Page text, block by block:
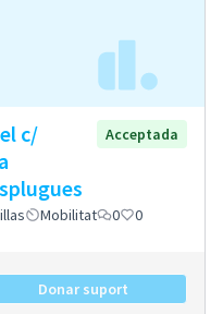
c/
Acceptada
Mobilitat 0 0
Donar suport